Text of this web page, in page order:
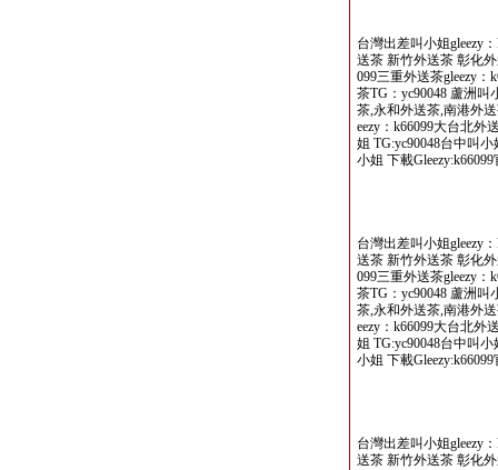
台灣出差叫小姐gleezy
送茶 新竹外送茶 彰化
099三重外送茶gleezy
茶TG：yc90048 蘆洲
茶,永和外送茶,南港外
eezy：k66099大台北外
姐 TG:yc90048台中叫
小姐 下載
台灣出差叫小姐gleezy
送茶 新竹外送茶 彰化
099三重外送茶gleezy
茶TG：yc90048 蘆洲
茶,永和外送茶,南港外
eezy：k66099大台北外
姐 TG:yc90048台中叫
小姐 下載
台灣出差叫小姐gleezy
送茶 新竹外送茶 彰化